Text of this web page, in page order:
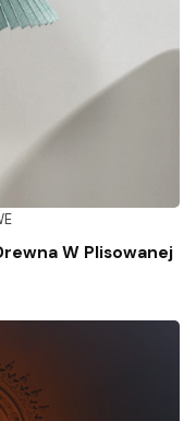
W Plisowanej